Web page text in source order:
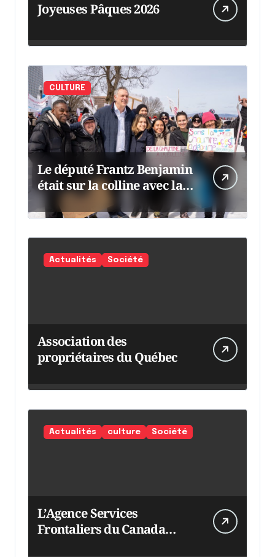
Joyeuses Pâques 2026
CULTURE
Le député Frantz Benjamin
était sur la colline avec la
chaumine
Actualités Société
Association des
propriétaires du Québec
Actualités culture Société
L’Agence Services
Frontaliers du Canada